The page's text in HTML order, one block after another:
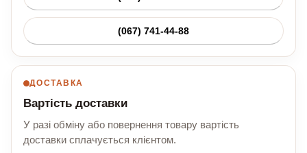
(067) 741-44-88
ДОСТАВКА
Вартість доставки
У разі обміну або повернення товару вартість
доставки сплачується клієнтом.